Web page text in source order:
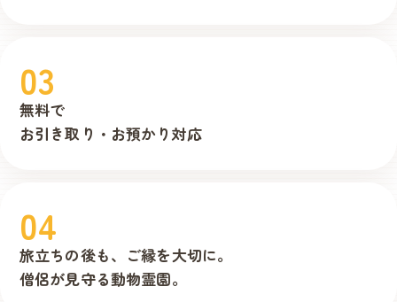
03
無料で
お引き取り・ お預かり対応
04
旅立ちの後も、 ご縁を大切に。
僧侶が見守る動物霊園。